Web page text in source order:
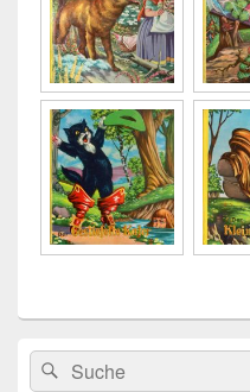
Primärer
Seitenleisten
Search
for:
Suche